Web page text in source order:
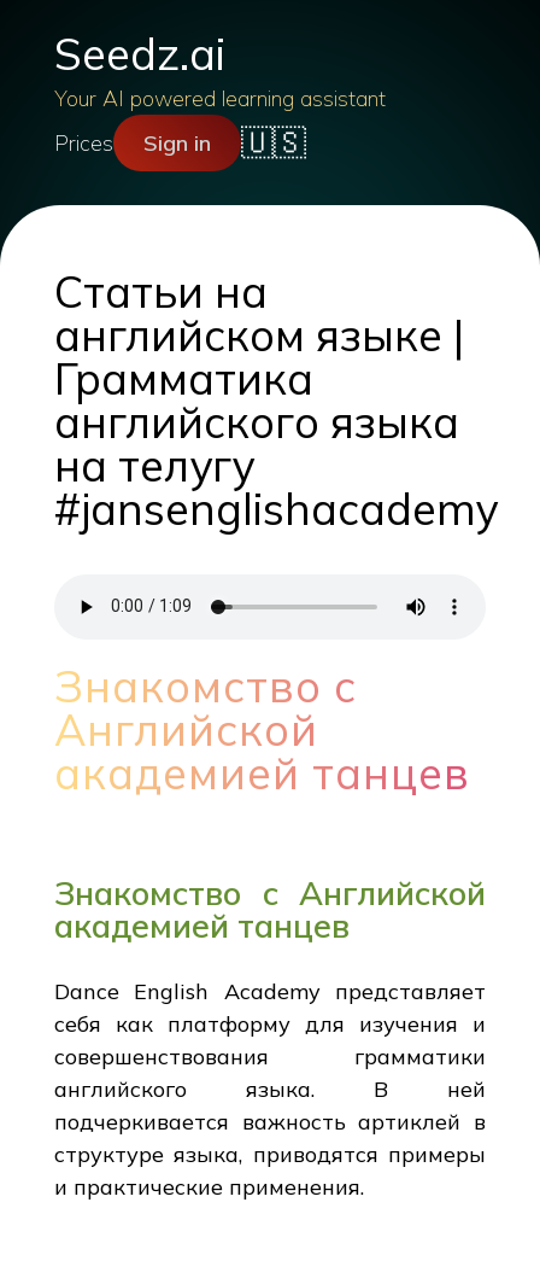
Seedz.ai
Your AI powered learning assistant
Prices
Sign in 🇺🇸
Статьи на
английском языке |
Грамматика
английского языка
на телугу
#jansenglishacademy
Знакомство с
Английской
академией танцев
Знакомство с Английской
академией танцев
Dance English Academy представляет
себя как платформу для изучения и
совершенствования грамматики
английского языка. В ней
подчеркивается важность артиклей в
структуре языка, приводятся примеры
и практические применения.